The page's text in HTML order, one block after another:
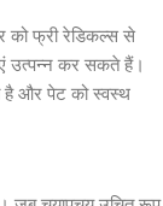
को फ्री रेडिकल्स से
उत्पन्न कर सकते हैं।
है और पेट को स्वस्थ